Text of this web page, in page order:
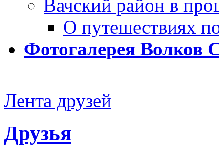
Вачский район в
О путешествиях
Фотогалерея Волков
Лента друзей
Друзья